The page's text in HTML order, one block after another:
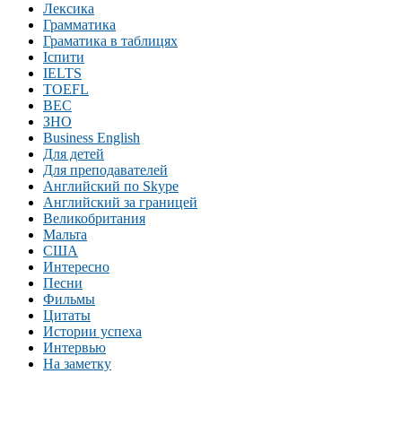
Лексика
Грамматика
Граматика в таблицях
Іспити
IELTS
TOEFL
BEC
ЗНО
Business English
Для детей
Для преподавателей
Английский по Skype
Английский за границей
Великобритания
Мальта
США
Интересно
Песни
Фильмы
Цитаты
Истории успеха
Интервью
На заметку